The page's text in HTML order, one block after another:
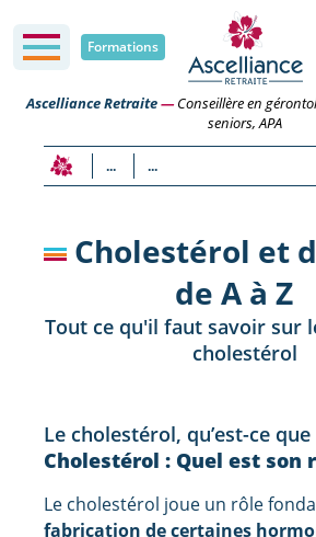
Formations
Ascelliance Retraite—Conseillère en
seniors, APA
... ...
Cholestérol et
de A à Z
Tout ce qu'il faut savoir sur
cholestérol
Le cholestérol, qu’est-ce que
Cholestérol : Quel est son
Le cholestérol joue un rôle
fabrication de certaines